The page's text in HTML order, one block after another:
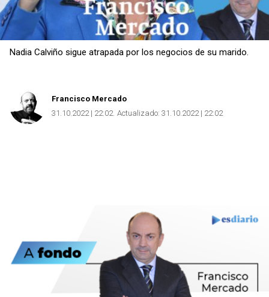
Copiar
Nadia Calviño sigue atrapada por los negocios de su marido.
Francisco Mercado
31.10.2022 | 22:02 Actualizado: 31.10.2022 | 22:02